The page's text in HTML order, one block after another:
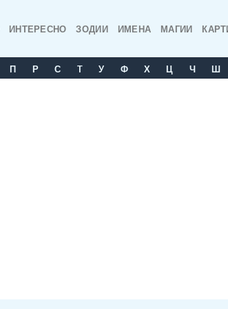
ИНТЕРЕСНО ЗОДИИ ИМЕНА МАГИИ
П Р С T У Ф Х Ц Ч Ш